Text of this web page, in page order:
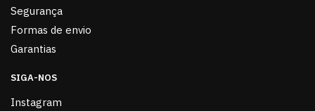
Segurança
Formas de envio
Garantias
SIGA-NOS
Instagram